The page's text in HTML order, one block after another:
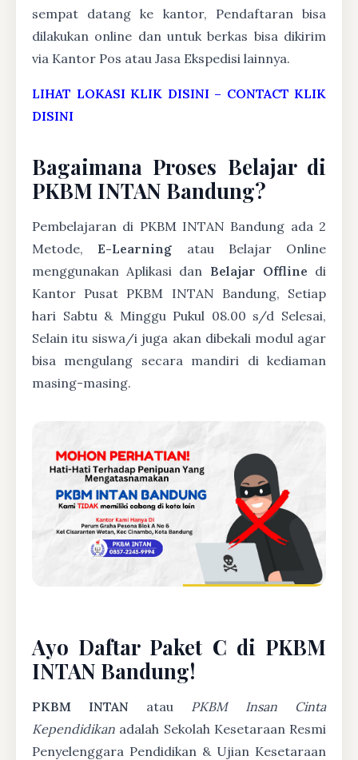
sempat datang ke kantor, Pendaftaran bisa
dilakukan online dan untuk berkas bisa dikirim
via Kantor Pos atau Jasa Ekspedisi lainnya.
LIHAT LOKASI KLIK DISINI – CONTACT KLIK
DISINI
Bagaimana Proses Belajar di
PKBM INTAN Bandung?
Pembelajaran di PKBM INTAN Bandung ada 2
Metode,E-Learning atau Belajar Online
menggunakan Aplikasi dan Belajar Offline di
Kantor Pusat PKBM INTAN Bandung, Setiap
hari Sabtu & Minggu Pukul 08.00 s/d Selesai,
Selain itu siswa/i juga akan dibekali modul agar
bisa mengulang secara mandiri di kediaman
masing-masing.
Ayo Daftar Paket C di PKBM
INTAN Bandung!
PKBM INTAN atau PKBM Insan Cinta
Kependidikan adalah Sekolah Kesetaraan Resmi
Penyelenggara Pendidikan & Ujian Kesetaraan